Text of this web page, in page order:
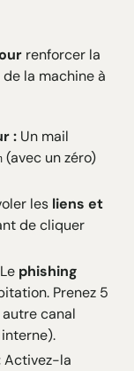
renforcer la
la machine à
: Un mail
(avec un zéro)
les liens et
de cliquer
Le phishing
Prenez 5
canal
Activez-la